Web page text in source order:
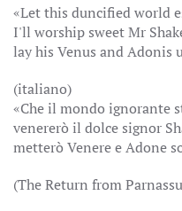
«Let this duncified world
I'll worship sweet Mr
lay his Venus and Adonis
(italiano)
«Che il mondo ignorante
venererò il dolce signor
metterò Venere e Adone
(The Return from